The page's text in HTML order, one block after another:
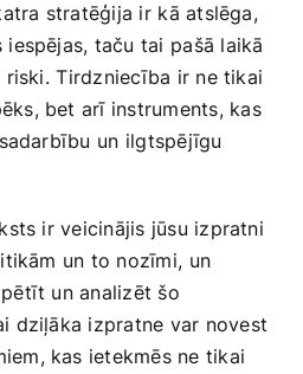
stratēģija ir ⁤kā atslēga,
taču tai ⁢pašā laikā
⁢Tirdzniecība ir ne ‌tikai
bet arī instruments, kas
un ilgtspējīgu
ir veicinājis​ jūsu izpratni
un‌ to nozīmi,⁤ un
un analizēt šo
dziļāka izpratne var‌ novest
kas ietekmēs ne tikai